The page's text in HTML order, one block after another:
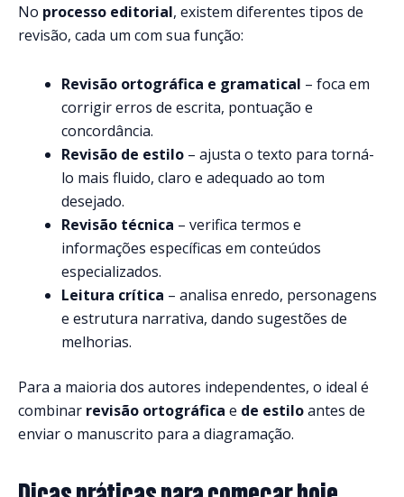
No processo editorial, existem diferentes tipos de
revisão, cada um com sua função:
Revisão ortográfica e gramatical – foca em
corrigir erros de escrita, pontuação e
concordância.
Revisão de estilo – ajusta o texto para torná-
lo mais fluido, claro e adequado ao tom
desejado.
Revisão técnica – verifica termos e
informações específicas em conteúdos
especializados.
Leitura crítica – analisa enredo, personagens
e estrutura narrativa, dando sugestões de
melhorias.
Para a maioria dos autores independentes, o ideal é
combinar revisão ortográfica e de estiloantes de
enviar o manuscrito para a diagramação.